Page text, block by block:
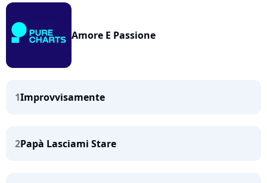
Amore E Passione
1Improvvisamente
2Papà Lasciami Stare